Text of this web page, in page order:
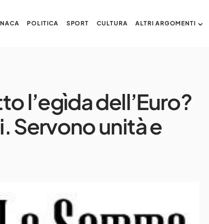
POLITICA SPORT CULTURA ALTRI ARGOMENTI
l’egìda dell’Euro?
Servono unità e